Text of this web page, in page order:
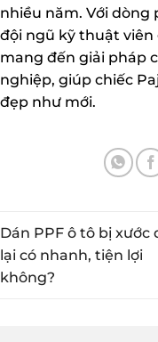
nhiều năm. Với dòng
đội ngũ kỹ thuật
mang đến giải pháp
nghiệp, giúp chiếc
đẹp như mới.
Dán PPF ô tô bị xước
lại có nhanh, tiện lợi
không?